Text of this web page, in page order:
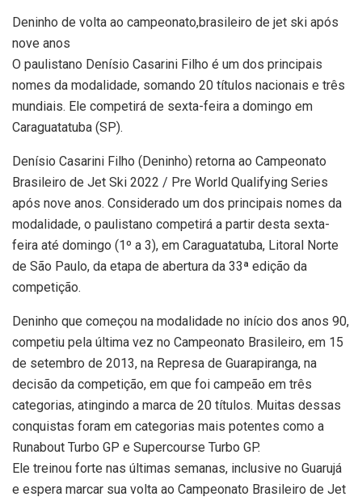
Deninho de volta ao campeonato,brasileiro de jet ski após
nove anos
O paulistano Denísio Casarini Filho é um dos principais
nomes da modalidade, somando 20 títulos nacionais e três
mundiais. Ele competirá de sexta-feira a domingo em
Caraguatatuba (SP).
Denísio Casarini Filho (Deninho) retorna ao Campeonato
Brasileiro de Jet Ski 2022 / Pre World Qualifying Series
após nove anos. Considerado um dos principais nomes da
modalidade, o paulistano competirá a partir desta sexta-
feira até domingo (1º a 3), em Caraguatatuba, Litoral Norte
de São Paulo, da etapa de abertura da 33ª edição da
competição.
Deninho que começou na modalidade no início dos anos 90,
competiu pela última vez no Campeonato Brasileiro, em 15
de setembro de 2013, na Represa de Guarapiranga, na
decisão da competição, em que foi campeão em três
categorias, atingindo a marca de 20 títulos. Muitas dessas
conquistas foram em categorias mais potentes como a
Runabout Turbo GP e Supercourse Turbo GP.
Ele treinou forte nas últimas semanas, inclusive no Guarujá
e espera marcar sua volta ao Campeonato Brasileiro de Jet